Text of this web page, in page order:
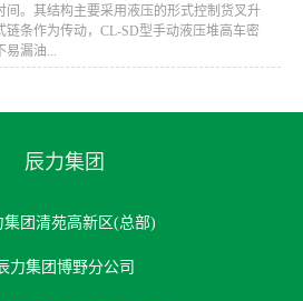
间。其结构主要采用液压的形式控制货叉升
链条作为传动，CL-SD型手动液压堆高车密
易漏油...
辰力集团
集团清苑高新区(总部)
力集团博野分公司